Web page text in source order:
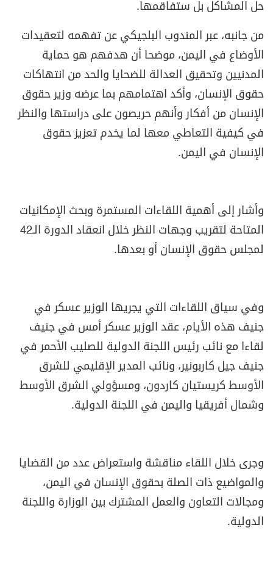
حل المشاكل بل ستفاقمها.
من جانبه، عبر المندوب البلجيكي عن تفهمه لتعقيدات
الأوضاع في اليمن، موضحا أن هدفهم هو حماية
المدنيين وتحقيق العدالة للضحايا والحد من انتهاكات
حقوق الإنسان، وأكد اهتمامهم بما عرضه وزير حقوق
الإنسان من أفكار وأنهم حريصون على دراستها والنظر
في كيفية التعاطي معها لما يخدم تعزيز حقوق
الإنسان في اليمن.
وأشار إلى أهمية اللقاءات المستمرة وبحث الإمكانيات
المتاحة لتقريب وجهات النظر خلال انعقاد الدورة الـ42
لمجلس حقوق الإنسان أو بعدها.
وفي سياق اللقاءات التي يجريها الوزير عسكر في
جنيف هذه الأيام، عقد الوزير عسكر أمس في جنيف
لقاءا مع نائب رئيس اللجنة الدولية للصليب الأحمر في
جنيف جيل كاربونير، ونائب المدير الإقليمي للشرق
الأوسط كريستيان كاردون، ومسؤولي الشرق الأوسط
وشمال أفريقيا واليمن في اللجنة الدولية.
وجرى خلال اللقاء مناقشة واستعراض عدد من القضايا
والمواضيع ذات الصلة بحقوق الإنسان في اليمن،
ومجالات التعاون والعمل المشترك بين الوزارة واللجنة
الدولية.